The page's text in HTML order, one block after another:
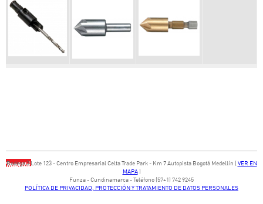
t
i
Bodega ​3 Lote ​123 - ​Centro Empresarial Celta Trade Park - ​Km 7 Autopista Bogotá Medellín​ ( VER EN
MAPA)
​Funza - Cundinamarca - Teléfono (57+1) 742 9245
POLÍTICA DE PRIVACIDAD, PROTECCIÓN Y TRATAMIENTO DE DATOS PERSONALES